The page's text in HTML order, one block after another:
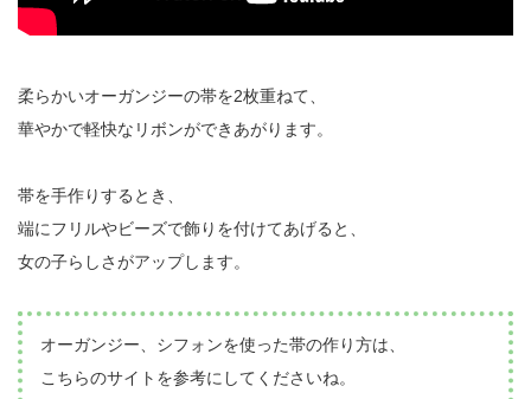
柔らかいオーガンジーの帯を2枚重ねて、
華やかで軽快なリボンができあがります。
帯を手作りするとき、
端にフリルやビーズで飾りを付けてあげると、
女の子らしさがアップします。
オーガンジー、シフォンを使った帯の作り方は、
こちらのサイトを参考にしてくださいね。